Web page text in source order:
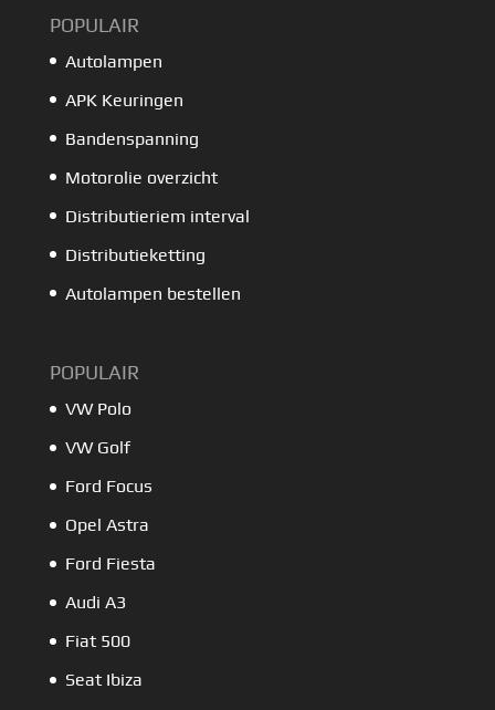
POPULAIR
Autolampen
APK Keuringen
Bandenspanning
Motorolie overzicht
Distributieriem interval
Distributieketting
Autolampen bestellen
POPULAIR
VW Polo
VW Golf
Ford Focus
Opel Astra
Ford Fiesta
Audi A3
Fiat 500
Seat Ibiza